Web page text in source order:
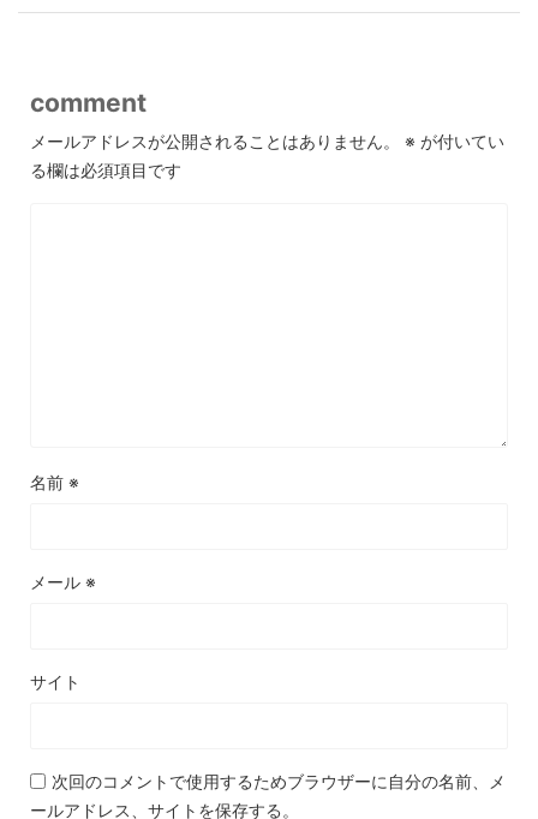
comment
メールアドレスが公開されることはありません。 ※ が付いてい
る欄は必須項目です
名前 ※
メール ※
サイト
次回のコメントで使用するためブラウザーに自分の名前、メ
ールアドレス、サイトを保存する。